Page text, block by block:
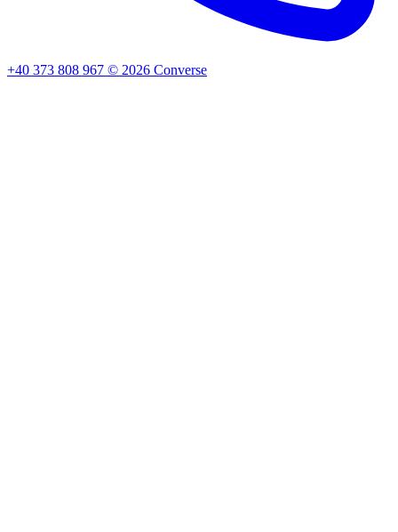
+40 373 808 967 © 2026 Converse